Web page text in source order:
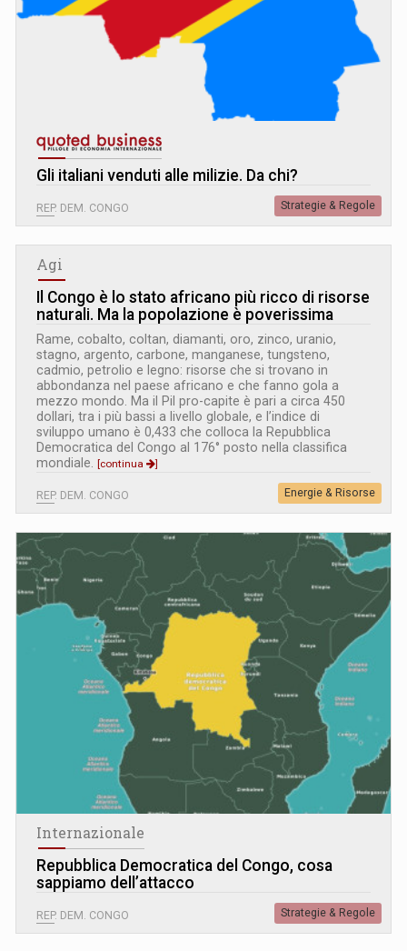
Gli italiani venduti alle milizie. Da chi?
REP. DEM. CONGO Strategie & Regole
Agi
Il Congo è lo stato africano più ricco di risorse
naturali. Ma la popolazione è poverissima
Rame, cobalto, coltan, diamanti, oro, zinco, uranio,
stagno, argento, carbone, manganese, tungsteno,
cadmio, petrolio e legno: risorse che si trovano in
abbondanza nel paese africano e che fanno gola a
mezzo mondo. Ma il Pil pro-capite è pari a circa 450
dollari, tra i più bassi a livello globale, e l’indice di
sviluppo umano è 0,433 che colloca la Repubblica
Democratica del Congo al 176° posto nella classifica
mondiale.
[continua ]
REP. DEM. CONGO Energie & Risorse
Internazionale
Repubblica Democratica del Congo, cosa
sappiamo dell’attacco
REP. DEM. CONGO Strategie & Regole